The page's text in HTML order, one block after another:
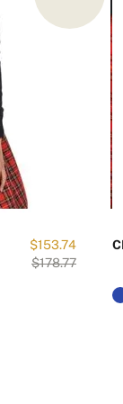
$153.74
$178.77